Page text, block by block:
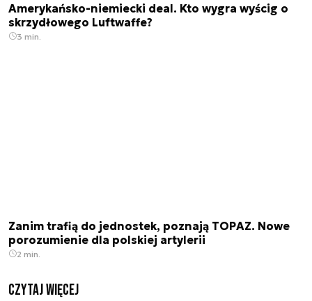
Amerykańsko-niemiecki deal. Kto wygra wyścig o
skrzydłowego Luftwaffe?
3 min.
Zanim trafią do jednostek, poznają TOPAZ. Nowe
porozumienie dla polskiej artylerii
2 min.
czytaj więcej